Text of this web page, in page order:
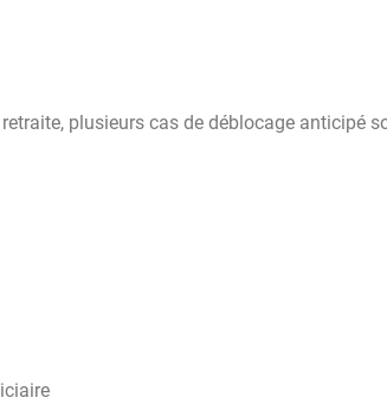
plusieurs cas de déblocage anticipé